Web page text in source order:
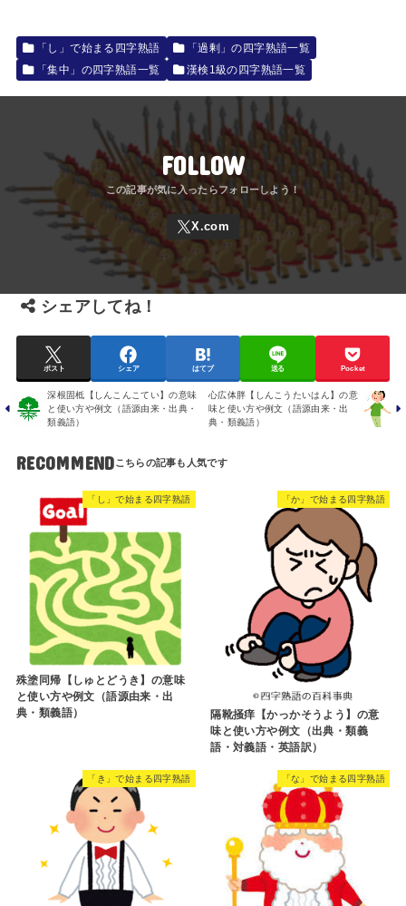
「し」で始まる四字熟語
「過剰」の四字熟語一覧
「集中」の四字熟語一覧
漢検1級の四字熟語一覧
FOLLOW
シェアしてね！
ポスト シェア はてブ 送る Pocket
深根固柢【しんこんこてい】の意味
と使い方や例文（語源由来・出典・
類義語）
心広体胖【しんこうたいはん】の意
味と使い方や例文（語源由来・出
典・類義語）
RECOMMEND
「し」で始まる四字熟語
殊塗同帰【しゅとどうき】の意味
と使い方や例文（語源由来・出
典・類義語）
「か」で始まる四字熟語
隔靴掻痒【かっかそうよう】の意
味と使い方や例文（出典・類義
語・対義語・英語訳）
「き」で始まる四字熟語 「な」で始まる四字熟語